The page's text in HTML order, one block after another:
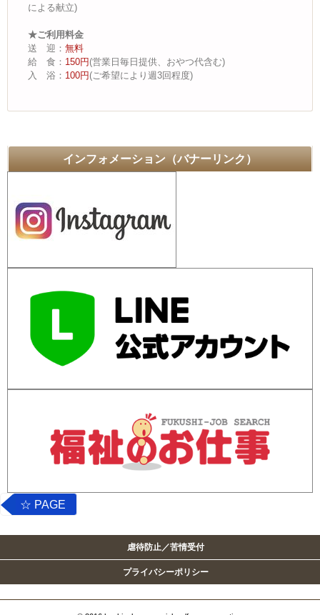
による献立)
★ご利用料金
送 迎：無料
給 食： 150円 (営業日毎日提供、おやつ代含む)
入 浴： 100円 (ご希望により週3回程度)
インフォメーション（バナーリンク）
☆ PAGE
虐待防止／苦情受付
プライバシーポリシー